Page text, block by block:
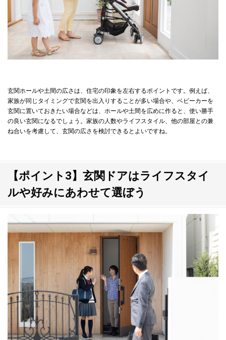
玄関ホールや土間の広さは、住宅の印象を左右するポイントです。例えば、
家族が同じタイミングで玄関を出入りすることが多い場合や、ベビーカーを
玄関に置いておきたい場合などは、ホールや土間を広めに作ると、使い勝手
の良い玄関になるでしょう。家族の人数やライフスタイル、他の部屋との兼
ね合いを考慮して、玄関の広さを検討できるとよいですね。
【ポイント3】玄関ドアはライフスタイ
ルや好みにあわせて選ぼう